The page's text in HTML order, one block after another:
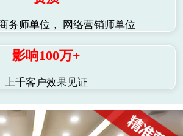
务师单位， 网络营销师单位
影响100万+
上千客户效果见证